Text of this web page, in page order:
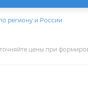
региону и России
цены при